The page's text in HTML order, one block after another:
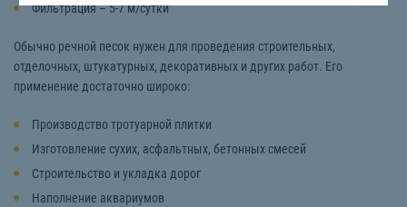
Фильтрация – 5-7 м/сутки
Обычно речной песок нужен для проведения строительных,
отделочных, штукатурных, декоративных и других работ. Его
применение достаточно широко:
Производство тротуарной плитки
Изготовление сухих, асфальтных, бетонных смесей
Строительство и укладка дорог
Наполнение аквариумов